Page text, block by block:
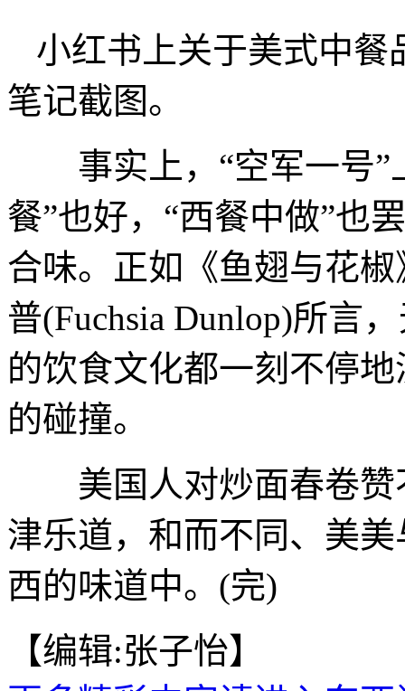
小红书上关于美式中餐
笔记截图。
事实上，“空军一号”
餐”也好，“西餐中做”
合味。正如《鱼翅与花
普(Fuchsia Dunlop)所言
的饮食文化都一刻不停
的碰撞。
美国人对炒面春卷赞
津乐道，和而不同、美
西的味道中。(完)
【编辑:张子怡】